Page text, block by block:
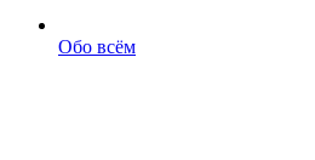
Обо всём